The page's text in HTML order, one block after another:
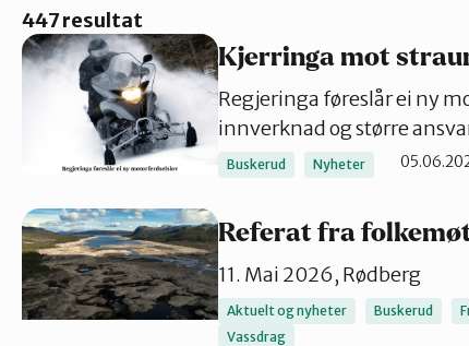
447 resultat
Kjerringa mot
Regjeringa føreslår ei ny
innverknad og større
Buskerud Nyheter
Referat fra
11. Mai 2026, Rødberg
Aktuelt og nyheter Buskerud
Vassdrag